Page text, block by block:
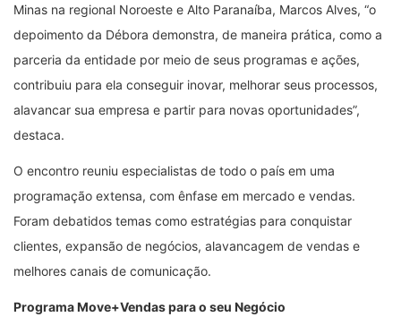
Minas na regional Noroeste e Alto Paranaíba, Marcos Alves, “o
depoimento da Débora demonstra, de maneira prática, como a
parceria da entidade por meio de seus programas e ações,
contribuiu para ela conseguir inovar, melhorar seus processos,
alavancar sua empresa e partir para novas oportunidades”,
destaca.
O encontro reuniu especialistas de todo o país em uma
programação extensa, com ênfase em mercado e vendas.
Foram debatidos temas como estratégias para conquistar
clientes, expansão de negócios, alavancagem de vendas e
melhores canais de comunicação.
Programa Move+Vendas para o seu Negócio